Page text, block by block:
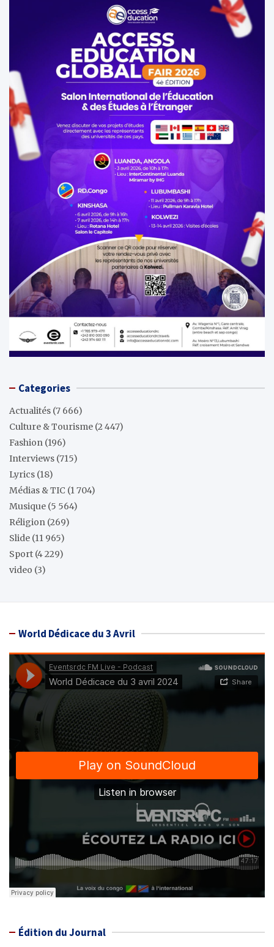
Categories
Actualités (7 666)
Culture & Tourisme (2 447)
Fashion (196)
Interviews (715)
Lyrics (18)
Médias & TIC (1 704)
Musique (5 564)
Réligion (269)
Slide (11 965)
Sport (4 229)
video (3)
World Dédicace du 3 Avril
Édition du Journal